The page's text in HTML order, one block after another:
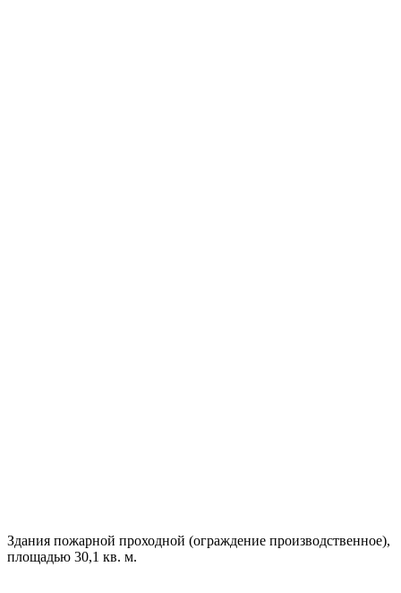
Здания пожарной проходной (ограждение производственное),
площадью 30,1 кв. м.